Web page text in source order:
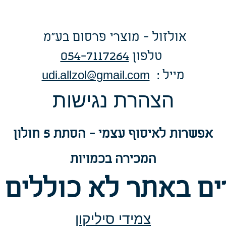
אולזול - מוצרי פרסום בע"מ
טלפון054-7117264
udi.allzol@gmail.com
: מייל
הצהרת נגישות
אפשרות לאיסוף עצמי - הסתת 5 חולון
המכירה בכמויות
באתר לא
צמידי סיליקון